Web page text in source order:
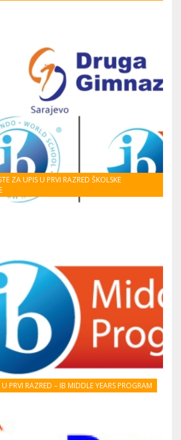
ZA UPIS U PRVI RAZRED ŠKOLSKE
PRVI RAZRED – IB MIDDLE YEARS PROGRAM